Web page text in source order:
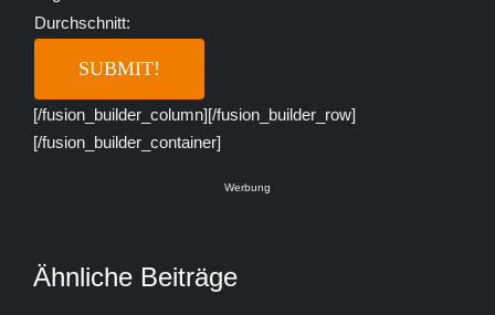
Durchschnitt:
[/fusion_builder_column][/fusion_builder_row]
[/fusion_builder_container]
Werbung
Ähnliche Beiträge